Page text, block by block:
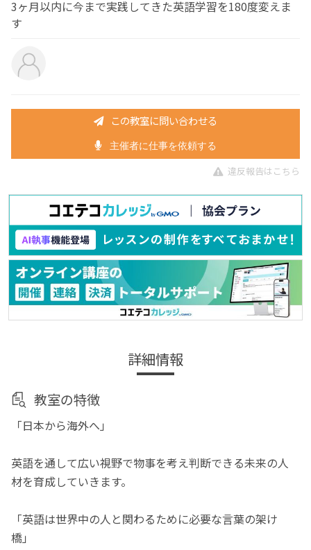
3ヶ月以内に今まで実践してきた英語学習を180度変えま
す
この教室に問い合わせる
主催者に仕事を依頼する
違反報告はこちら
詳細情報
教室の特徴
「日本から海外へ」
英語を通して広い視野で物事を考え判断できる未来の人
材を育成していきます。
「英語は世界中の人と関わるために必要な言葉の架け
橋」